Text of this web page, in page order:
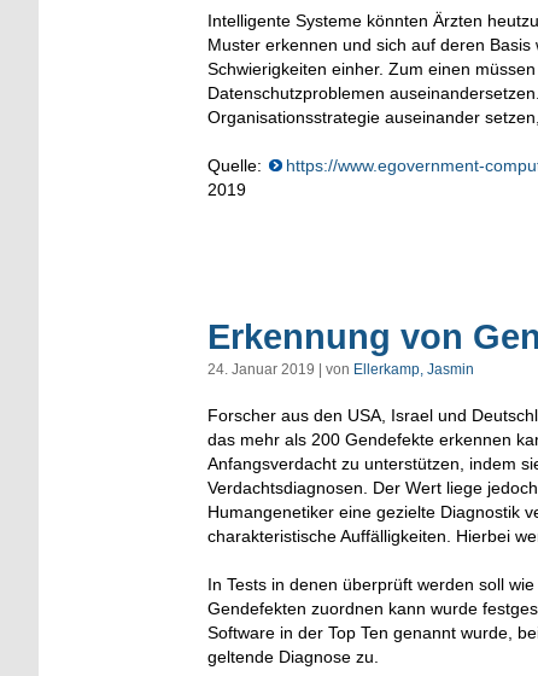
Intelligente Systeme könnten Ärzten
Muster erkennen und sich auf deren
Schwierigkeiten einher. Zum einen
Datenschutzproblemen
Organisationsstrategie auseinander
Quelle: https://www.egovernment-
2019
Erkennung von
24. Januar 2019 | von Ellerkamp, Jasmin
Forscher aus den USA, Israel und
das mehr als 200 Gendefekte erkennen
Anfangsverdacht zu unterstützen, indem
Verdachtsdiagnosen. Der Wert liege
Humangenetiker eine gezielte Diagnostik
charakteristische Auffälligkeiten. Hierbei
In Tests in denen überprüft werden soll
Gendefekten zuordnen kann wurde
Software in der Top Ten genannt wurde,
geltende Diagnose zu.